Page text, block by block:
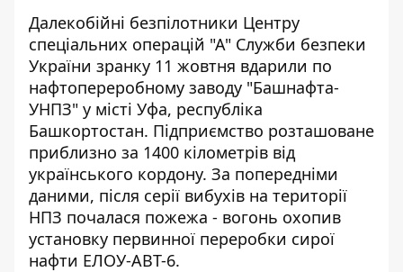
Далекобійні безпілотники Центру
спеціальних операцій "А" Служби безпеки
України зранку 11 жовтня вдарили по
нафтопереробному заводу "Башнафта-
УНПЗ" у місті Уфа, республіка
Башкортостан. Підприємство розташоване
приблизно за 1400 кілометрів від
українського кордону. За попередніми
даними, після серії вибухів на території
НПЗ почалася пожежа - вогонь охопив
установку первинної переробки сирої
нафти ЕЛОУ-АВТ-6.